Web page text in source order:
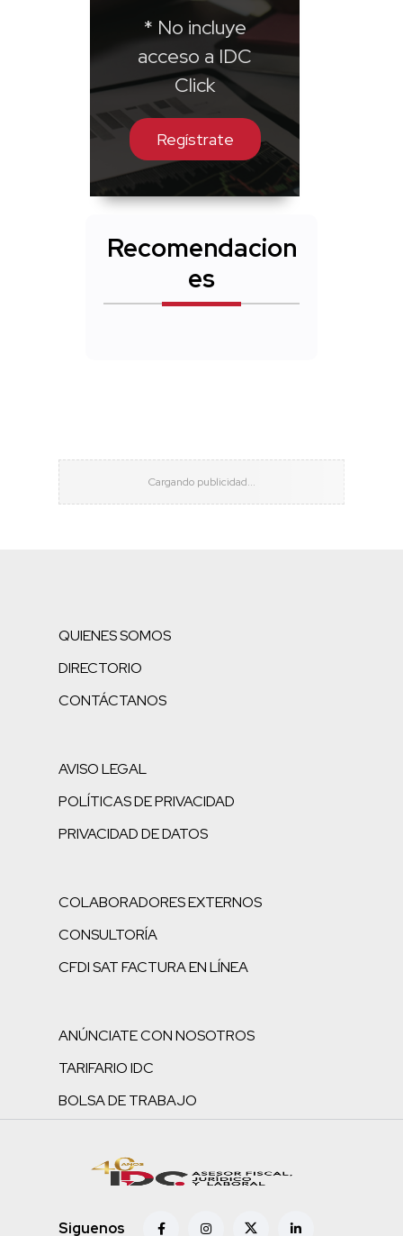
* No incluye
acceso a IDC
Click
Regístrate
Recomendacion
es
QUIENES SOMOS
DIRECTORIO
CONTÁCTANOS
AVISO LEGAL
POLÍTICAS DE PRIVACIDAD
PRIVACIDAD DE DATOS
COLABORADORES EXTERNOS
CONSULTORÍA
CFDI SAT FACTURA EN LÍNEA
ANÚNCIATE CON NOSOTROS
TARIFARIO IDC
BOLSA DE TRABAJO
Siguenos